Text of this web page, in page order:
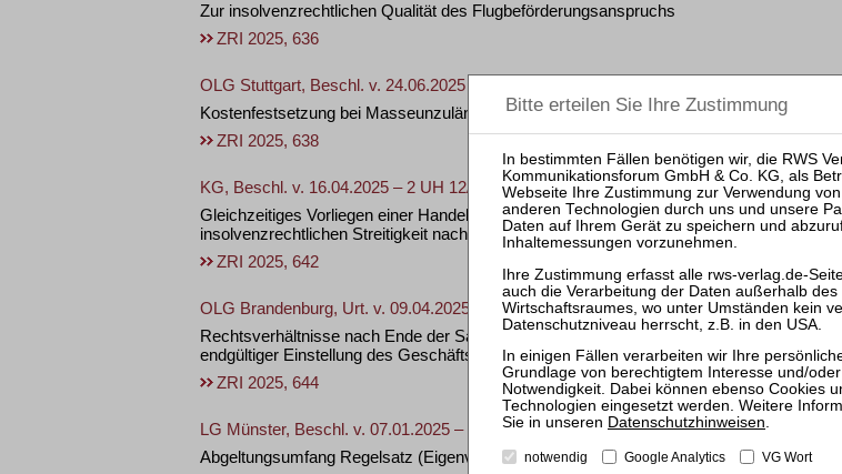
Zur insolvenzrechtlichen Qualität des Flugbeförderungsanspruchs
ZRI 2025, 636
OLG Stuttgart, Beschl. v. 24.06.2025 – 8 W 124/21
Kostenfestsetzung bei Masseunzulänglichkeit
ZRI 2025, 638
KG, Beschl. v. 16.04.2025 – 2 UH 12/25
Gleichzeitiges Vorliegen einer Handelssache nach § 95 Abs. 1 Nr. 4a GVG und einer
insolvenzrechtlichen Streitigkeit nach § 72a Abs. 1 Nr. 7 GVG
ZRI 2025, 642
OLG Brandenburg, Urt. v. 09.04.2025 – 4 U 144/23
Rechtsverhältnisse nach Ende der Sachwaltung; Verfolg der Geschäftsführerhaftung nach
endgültiger Einstellung des Geschäftsbetriebes sowie nach Verfahrenseröffnung
ZRI 2025, 644
LG Münster, Beschl. v. 07.01.2025 – 5 T 443/23
Abgeltungsumfang Regelsatz (Eigenverwaltung)
Datenschutzhinweisen.
notwendig Google Analytics VG Wort